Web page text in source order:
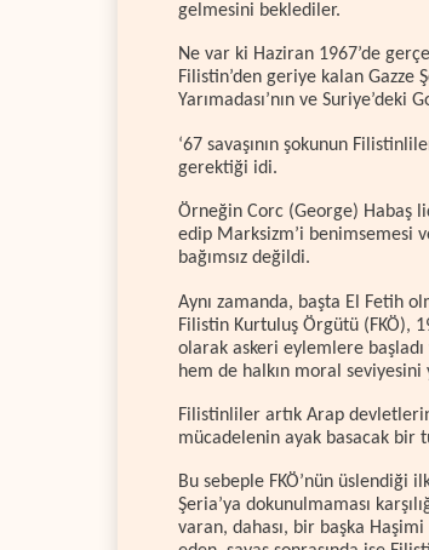
gelmesini beklediler.
Ne var ki Haziran 1967’de
Filistin’den geriye kalan Gazze
Yarımadası’nın ve
‘67 savaşının şokunun
gerektiği idi.
Örneğin Corc (George) Habaş
edip Marksizm’i benimsemesi
bağımsız değildi.
Aynı zamanda, başta El Fetih
Filistin Kurtuluş Örgütü (FKÖ),
olarak askeri eylemlere başladı
hem de halkın moral seviyesini
Filistinliler artık Arap
mücadelenin ayak basacak bir
Bu sebeple FKÖ’nün üslendiği
Şeria’ya dokunulmaması
varan, dahası, bir başka